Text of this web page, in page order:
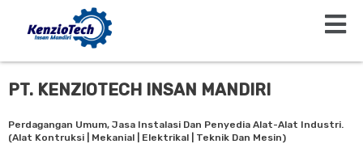
Menu
CATALOGUE KIM SALES I
PT. KENZIOTECH INSAN MANDIRI
Perdagangan Umum, Jasa Instalasi Dan Penyedia Alat-Alat Industri.
(Alat Kontruksi | Mekanial | Elektrikal | Teknik Dan Mesin)